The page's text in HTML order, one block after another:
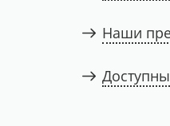
Наши